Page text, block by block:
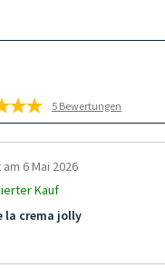
5 Bewertungen
6 Mai 2026
Kauf
la crema jolly